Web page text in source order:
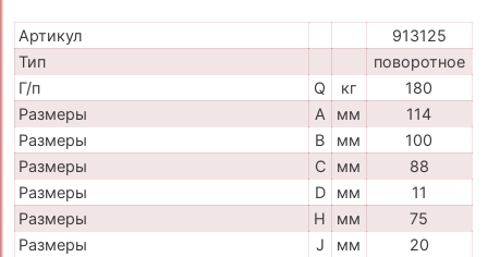
Артикул
913125
Тип
поворотное
Г/п
Q кг
180
Размеры
A мм
114
Размеры
B мм
100
Размеры
C мм
88
Размеры
D мм
11
Размеры
H мм
75
Размеры
J мм
20